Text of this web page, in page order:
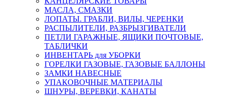
МАСЛА, СМАЗКИ
ЛОПАТЫ. ГРАБЛИ, ВИЛЫ, ЧЕРЕНКИ
РАСПЫЛИТЕЛИ, РАЗБРЫЗГИВАТЕЛИ
ПЕТЛИ ГАРАЖНЫЕ, ЯЩИКИ ПОЧТОВЫЕ,
ТАБЛИЧКИ
ИНВЕНТАРЬ для УБОРКИ
ГОРЕЛКИ ГАЗОВЫЕ, ГАЗОВЫЕ БАЛЛОНЫ
ЗАМКИ НАВЕСНЫЕ
УПАКОВОЧНЫЕ МАТЕРИАЛЫ
ШНУРЫ, ВЕРЕВКИ, КАНАТЫ